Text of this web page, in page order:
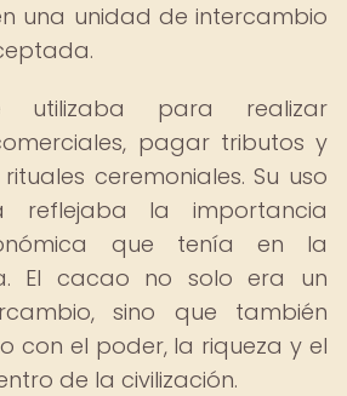
una unidad de intercambio
para realizar
pagar tributos y
ceremoniales. Su uso
reflejaba la importancia
que tenía en la
El cacao no solo era un
sino que también
con el poder, la riqueza y el
de la civilización.